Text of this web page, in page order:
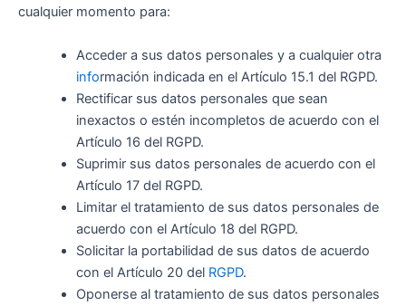
cualquier momento para:
Acceder a sus datos personales y a cualquier otra
información indicada en el Artículo 15.1 del RGPD.
Rectificar sus datos personales que sean
inexactos o estén incompletos de acuerdo con el
Artículo 16 del RGPD.
Suprimir sus datos personales de acuerdo con el
Artículo 17 del RGPD.
Limitar el tratamiento de sus datos personales de
acuerdo con el Artículo 18 del RGPD.
Solicitar la portabilidad de sus datos de acuerdo
con el Artículo 20 del RGPD.
Oponerse al tratamiento de sus datos personales